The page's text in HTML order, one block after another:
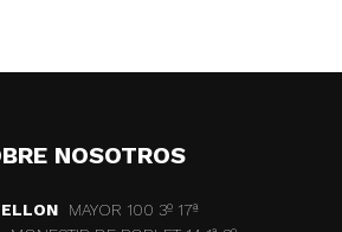
NOSOTROS
MAYOR 100 3º 17ª